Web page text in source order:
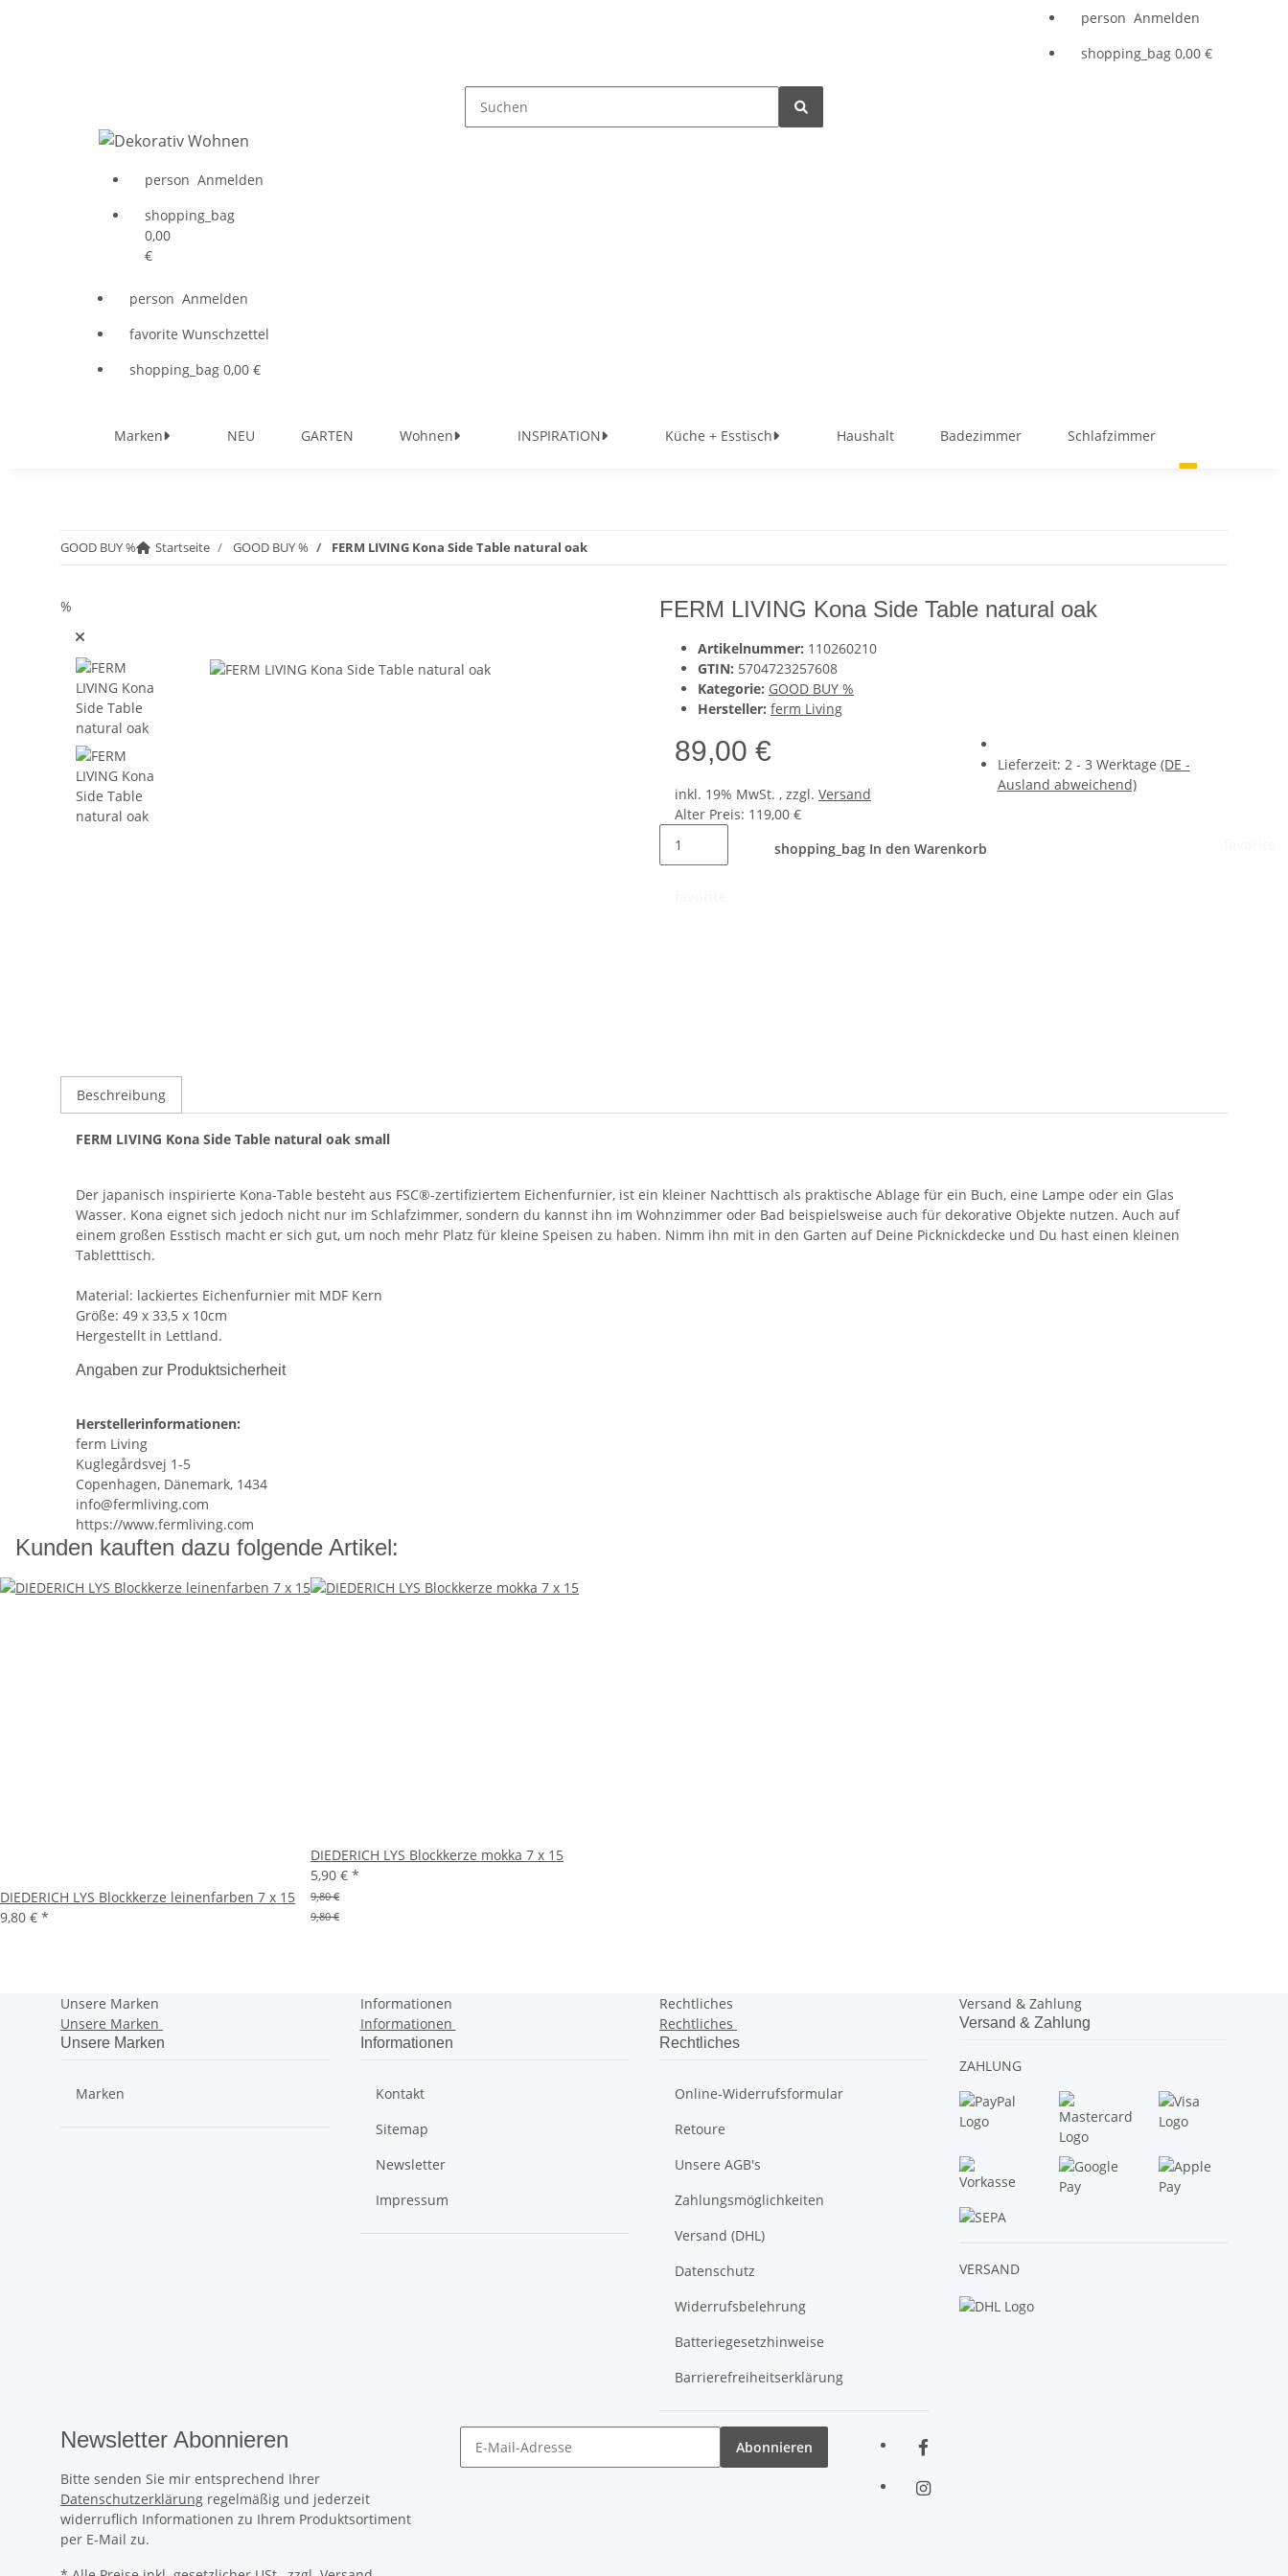
person Anmelden
shopping_bag 0,00 €
person Anmelden
shopping_bag
0,00
€
person Anmelden
favorite Wunschzettel
shopping_bag 0,00 €
Marken NEU GARTEN Wohnen INSPIRATION Küche + Esstisch Haushalt Badezimmer Schlafzimmer
GOOD BUY % Startseite GOOD BUY % FERM LIVING Kona Side Table natural oak
% FERM LIVING Kona Side Table natural oak
Artikelnummer: 110260210
GTIN: 5704723257608
Kategorie: GOOD BUY %
Hersteller: ferm Living
89,00 €
inkl. 19% MwSt. , zzgl. Versand
Alter Preis: 119,00 €
Lieferzeit: 2 - 3 Werktage (DE -
Ausland abweichend)
shopping_bag In den Warenkorb
Beschreibung
FERM LIVING Kona Side Table natural oak small
Der japanisch inspirierte Kona-Table besteht aus FSC®-zertifiziertem Eichenfurnier, ist ein kleiner Nachttisch als praktische Ablage für ein Buch, eine Lampe oder ein Glas
Wasser. Kona eignet sich jedoch nicht nur im Schlafzimmer, sondern du kannst ihn im Wohnzimmer oder Bad beispielsweise auch für dekorative Objekte nutzen. Auch auf
einem großen Esstisch macht er sich gut, um noch mehr Platz für kleine Speisen zu haben. Nimm ihn mit in den Garten auf Deine Picknickdecke und Du hast einen kleinen
Tabletttisch.
Material: lackiertes Eichenfurnier mit MDF Kern
Größe: 49 x 33,5 x 10cm
Hergestellt in Lettland.
Angaben zur Produktsicherheit
Herstellerinformationen:
ferm Living
Kuglegårdsvej 1-5
Copenhagen, Dänemark, 1434
info@fermliving.com
https://www.fermliving.com
Kunden kauften dazu folgende Artikel:
DIEDERICH LYS Blockkerze leinenfarben 7 x 15
9,80 € *
DIEDERICH LYS Blockkerze mokka 7 x 15
5,90 € *
9,80 €
9,80 €
Unsere Marken
Unsere Marken
Unsere Marken
Marken
Informationen
Informationen
Informationen
Kontakt
Sitemap
Newsletter
Impressum
Rechtliches
Rechtliches
Rechtliches
Online-Widerrufsformular
Retoure
Unsere AGB's
Zahlungsmöglichkeiten
Versand (DHL)
Datenschutz
Widerrufsbelehrung
Batteriegesetzhinweise
Barrierefreiheitserklärung
Versand & Zahlung
Versand & Zahlung
ZAHLUNG
VERSAND
Newsletter Abonnieren
Bitte senden Sie mir entsprechend Ihrer
Datenschutzerklärung regelmäßig und jederzeit
widerruflich Informationen zu Ihrem Produktsortiment
per E-Mail zu.
Abonnieren